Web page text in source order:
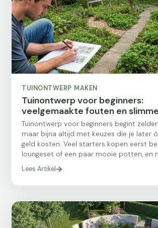
TUINONTWERP MAKEN
Tuinontwerp voor beginners:
veelgemaakte fouten en
Tuinontwerp voor beginners begint
maar bijna altijd met keuzes die je later
geld kosten. Veel starters kopen eerst
loungeset of een paar mooie potten, en
Lees Artikel